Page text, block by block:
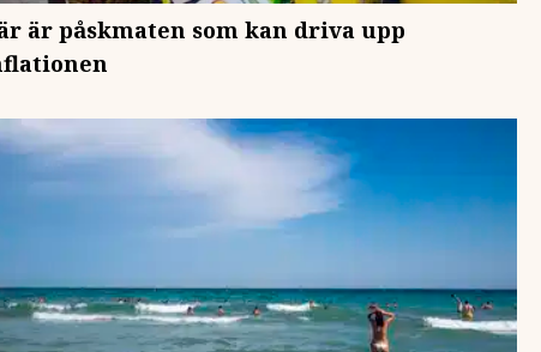
är påskmaten som kan driva upp